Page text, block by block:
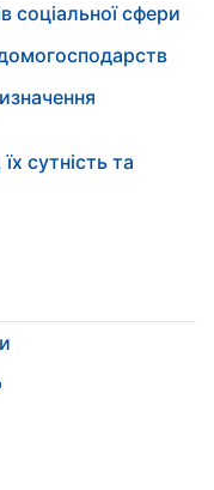
соціальної сфери
домогосподарств
сутність та